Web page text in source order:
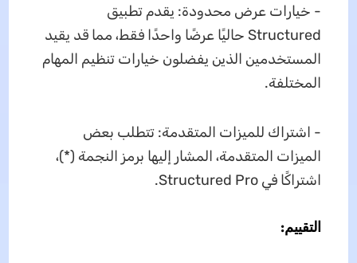
- خيارات عرض محدودة: يقدم تطبيق
Structured حاليًا عرضًا واحدًا فقط، مما قد يقيد
المستخدمين الذين يفضلون خيارات تنظيم المهام
المختلفة.
- اشتراك للميزات المتقدمة: تتطلب بعض
الميزات المتقدمة، المشار إليها برمز النجمة (*)،
اشتراكًا في Structured Pro.
التقييم: